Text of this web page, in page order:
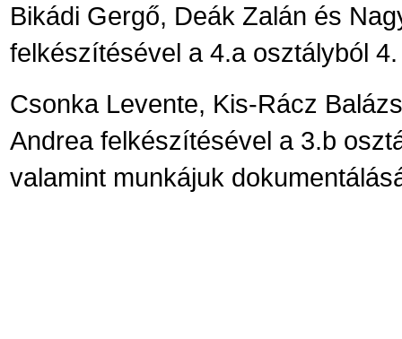
Bikádi Gergő, Deák Zalán és
felkészítésével a 4.a osztályból
Csonka Levente, Kis-Rácz
Andrea felkészítésével a 3.b
valamint munkájuk